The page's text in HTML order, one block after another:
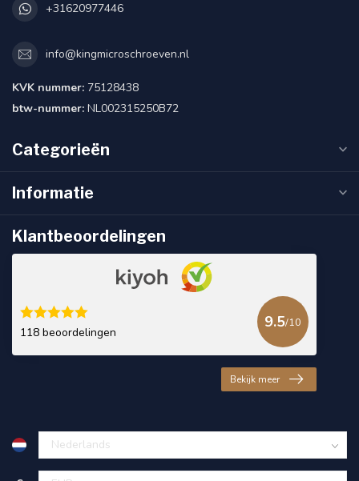
+31620977446
info@kingmicroschroeven.nl
KVK nummer: 75128438
btw-nummer: NL002315250B72
Categorieën
Informatie
Klantbeoordelingen
118 beoordelingen
9.5/10
Bekijk meer